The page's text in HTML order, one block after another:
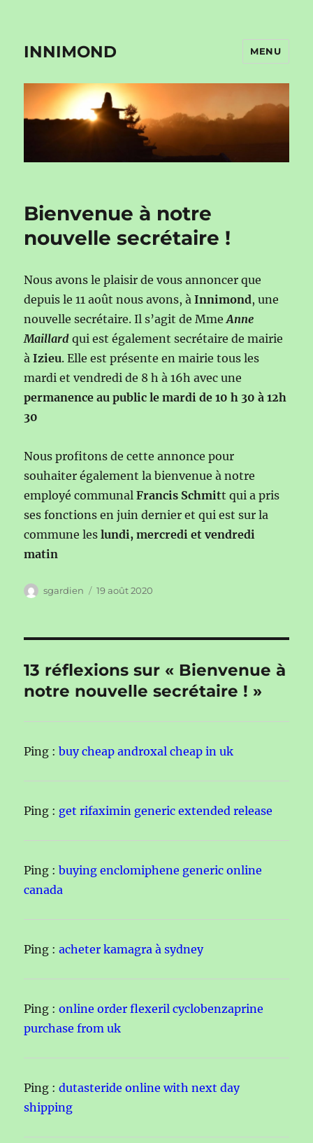
INNIMOND MENU
Bienvenue à notre
nouvelle secrétaire !
Nous avons le plaisir de vous annoncer que
depuis le 11 août nous avons, àInnimond, une
nouvelle secrétaire. Il s’agit de Mme Anne
Maillard qui est également secrétaire de mairie
àIzieu. Elle est présente en mairie tous les
mardi et vendredi de 8 h à 16h avec une
permanence au public le mardi de 10 h 30 à 12h
30
Nous profitons de cette annonce pour
souhaiter également la bienvenue à notre
employé communalFrancis Schmitt qui a pris
ses fonctions en juin dernier et qui est sur la
commune les lundi, mercredi et vendredi
matin
Auteur
sgardien
Publié
19 août 2020
13 réflexions sur « Bienvenue à
notre nouvelle secrétaire ! »
Ping :buy cheap androxal cheap in uk
Ping : get rifaximin generic extended release
Ping :buying enclomiphene generic online
canada
Ping :acheter kamagra à sydney
Ping :online order flexeril cyclobenzaprine
purchase from uk
Ping :dutasteride online with next day
shipping